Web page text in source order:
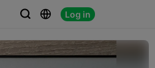
  Log in
 